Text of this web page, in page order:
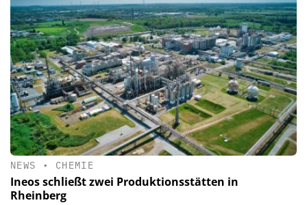
NEWS • CHEMIE
Ineos schließt zwei Produktionsstätten in
Rheinberg